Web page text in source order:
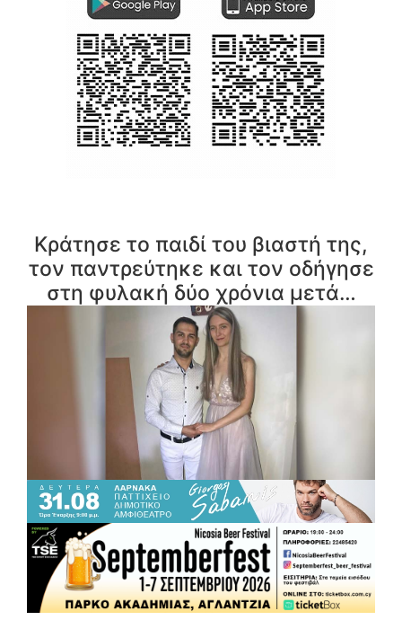
Κράτησε το παιδί του βιαστή της,
τον παντρεύτηκε και τον οδήγησε
στη φυλακή δύο χρόνια μετά…